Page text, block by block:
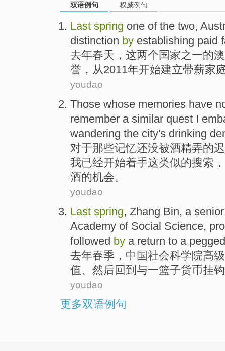
双语例句 权威例句
Last spring one of the two,
distinction by establishing paid
去年春天 ， 这两个国家之一的
誉 ，从2011年开始建立带薪家
youdao
Those whose memories have
remember a similar quest I
wandering the city's drinking
对于那些记忆还没被酒精弄的
我已经开始着手这类似的搜索 ，
酒的机会。
youdao
Last spring, Zhang Bin, a senior
Academy of Social Science,
followed by a return to a pegged
去年春季 ， 中国社会科学院高级
值、 然后回到 与一篮子货币挂钩
youdao
更多双语例句